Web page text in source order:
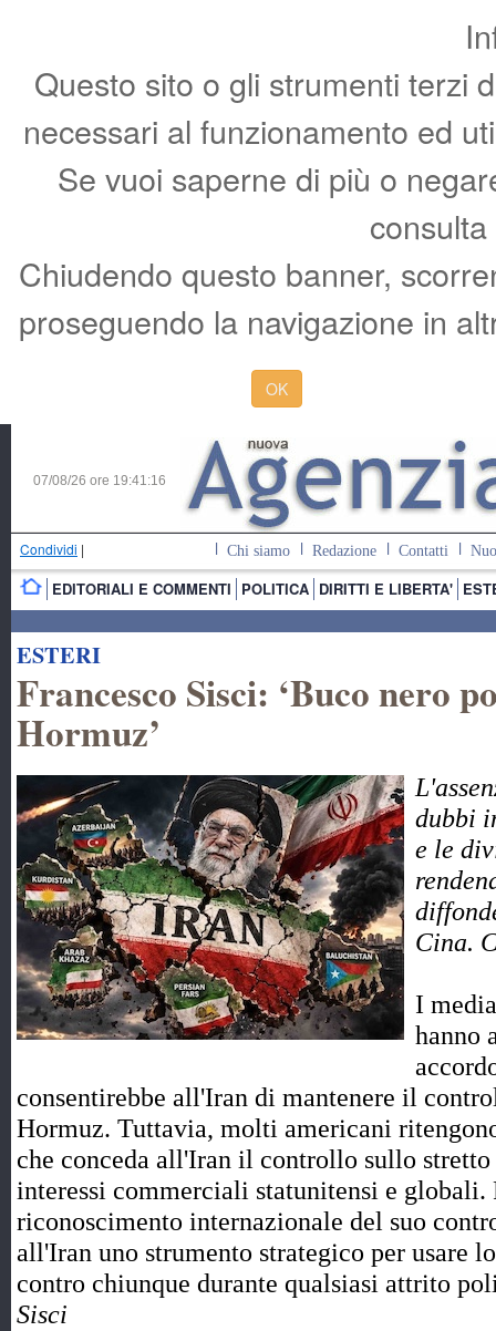
Questo sito o gli strumenti terzi
necessari al funzionamento ed
Se vuoi saperne di più o
Chiudendo questo banner,
proseguendo la navigazione in
OK
07/08/26 ore 19:41:17
Condividi | Chi siamo Redazione Contatti
EDITORIALI E COMMENTI POLITICA DIRITTI E LIBERTA'
ESTERI
Francesco Sisci: ‘Buco nero
Hormuz’
dubbi
e le
Cina.
I
hanno
consentirebbe all'Iran di mantenere il
Hormuz. Tuttavia, molti americani
che conceda all'Iran il controllo sullo stretto
interessi commerciali statunitensi e globali.
riconoscimento internazionale del suo
all'Iran uno strumento strategico per usare
contro chiunque durante qualsiasi attrito
Sisci